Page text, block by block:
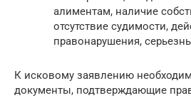
алиментам, наличие
отсутствие судимости,
правонарушения,
К исковому заявлению
документы, подтверждающие